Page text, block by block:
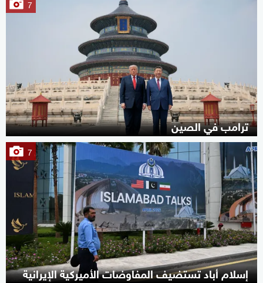
7
ترامب في الصين
7
إسلام أباد تستضيف المفاوضات الأميركية الإيرانية